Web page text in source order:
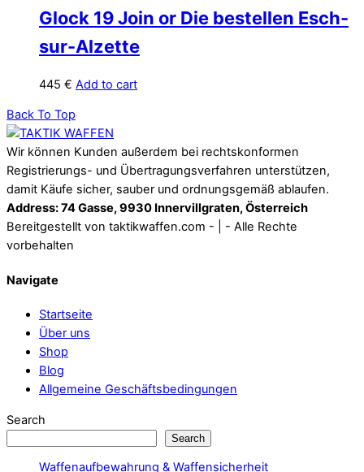
Glock 19 Join or Die bestellen Esch-
sur-Alzette
445 € Add to cart
Back To Top
Wir können Kunden außerdem bei rechtskonformen
Registrierungs- und Übertragungsverfahren unterstützen,
damit Käufe sicher, sauber und ordnungsgemäß ablaufen.
Address: 74 Gasse, 9930 Innervillgraten, Österreich
Bereitgestellt von taktikwaffen.com - | - Alle Rechte
vorbehalten
Navigate
Startseite
Über uns
Shop
Blog
Allgemeine Geschäftsbedingungen
Search
Search
Waffenaufbewahrung & Waffensicherheit